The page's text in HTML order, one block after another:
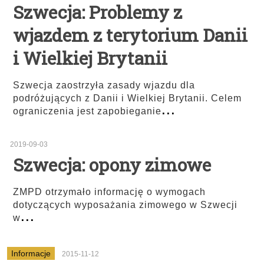
Szwecja: Problemy z
wjazdem z terytorium Danii
i Wielkiej Brytanii
Szwecja zaostrzyła zasady wjazdu dla
podróżujących z Danii i Wielkiej Brytanii. Celem
ograniczenia jest zapobieganie...
2019-09-03
Szwecja: opony zimowe
ZMPD otrzymało informację o wymogach
dotyczących wyposażania zimowego w Szwecji
w...
Informacje 2015-11-12